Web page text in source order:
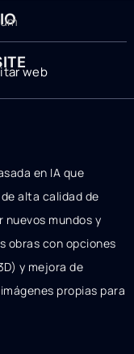
web
en IA que
alta calidad de
mundos y
obras con opciones
y mejora de
propias para